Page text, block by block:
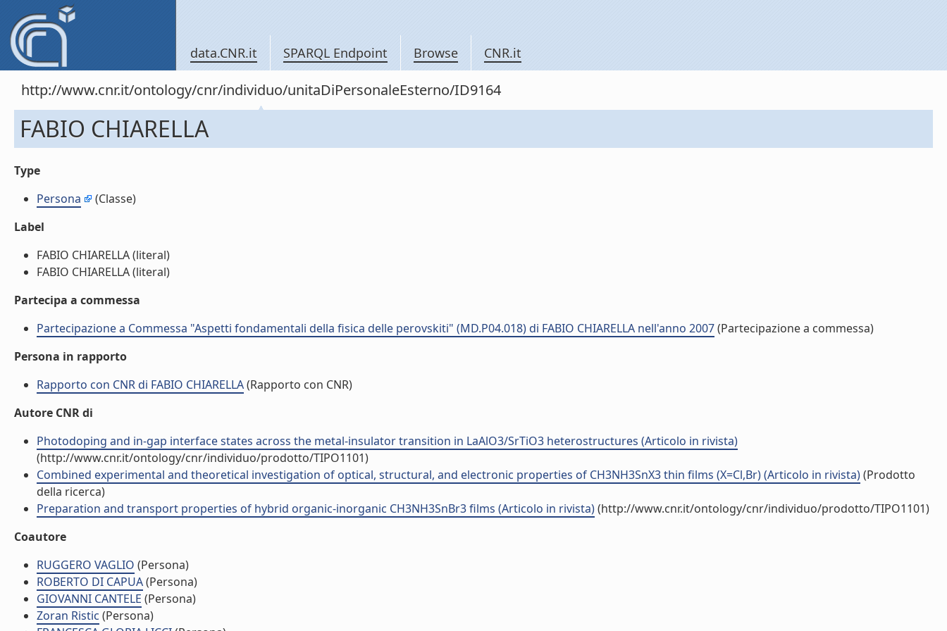
data.CNR.it SPARQL Endpoint Browse CNR.it
http://www.cnr.it/ontology/cnr/individuo/unitaDiPersonaleEsterno/ID9164
FABIO CHIARELLA
Type
Persona
(Classe)
Label
FABIO CHIARELLA (literal)
FABIO CHIARELLA (literal)
Partecipa a commessa
Partecipazione a Commessa "Aspetti fondamentali della fisica delle perovskiti" (MD.P04.018) di FABIO CHIARELLA nell'anno 2007(Partecipazione a commessa)
Persona in rapporto
Rapporto con CNR di FABIO CHIARELLA(Rapporto con CNR)
Autore CNR di
Photodoping and in-gap interface states across the metal-insulator transition in LaAlO3/SrTiO3 heterostructures (Articolo in rivista)
(http://www.cnr.it/ontology/cnr/individuo/prodotto/TIPO1101)
Combined experimental and theoretical investigation of optical, structural, and electronic properties of CH3NH3SnX3 thin films (X=Cl,Br) (Articolo in rivista)(Prodotto
della ricerca)
Preparation and transport properties of hybrid organic-inorganic CH3NH3SnBr3 films (Articolo in rivista)(http://www.cnr.it/ontology/cnr/individuo/prodotto/TIPO1101)
Coautore
RUGGERO VAGLIO (Persona)
ROBERTO DI CAPUA(Persona)
GIOVANNI CANTELE (Persona)
Zoran Ristic (Persona)